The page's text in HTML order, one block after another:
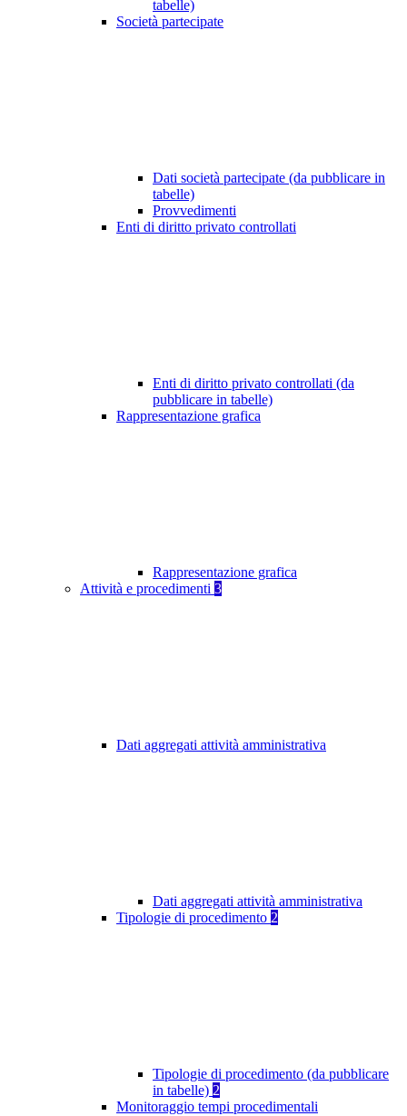
tabelle)
Società partecipate
Dati società partecipate (da pubblicare in
tabelle)
Provvedimenti
Enti di diritto privato controllati
Enti di diritto privato controllati (da
pubblicare in tabelle)
Rappresentazione grafica
Rappresentazione grafica
Attività e procedimenti 3
Dati aggregati attività amministrativa
Dati aggregati attività amministrativa
Tipologie di procedimento 2
Tipologie di procedimento (da pubblicare
in tabelle) 2
Monitoraggio tempi procedimentali